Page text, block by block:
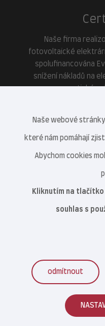
Naše firma
fotovoltaické
spolufinancována
snížení nákladů na
Veterinární
Naše webové
které nám pomáhají
Abychom cookies
Kliknutím na
souhlas s
odmítnout